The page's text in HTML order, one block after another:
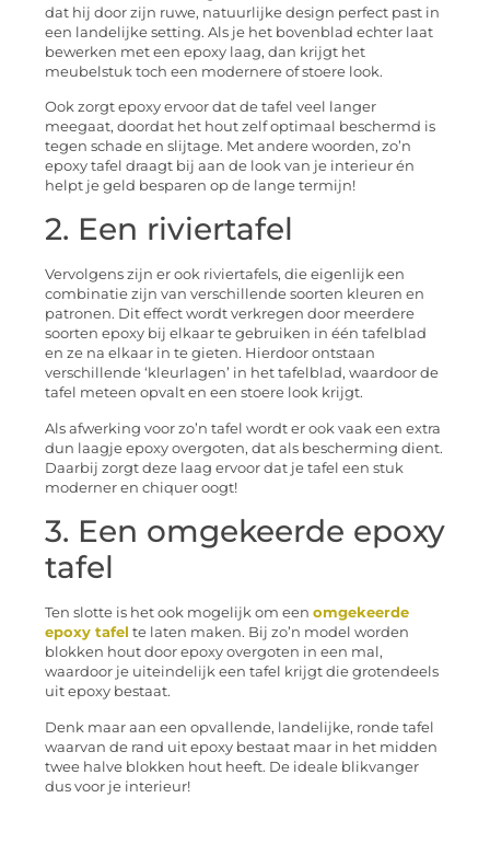
dat hij door zijn ruwe, natuurlijke design perfect past in
een landelijke setting. Als je het bovenblad echter laat
bewerken met een epoxy laag, dan krijgt het
meubelstuk toch een modernere of stoere look.
Ook zorgt epoxy ervoor dat de tafel veel langer
meegaat, doordat het hout zelf optimaal beschermd is
tegen schade en slijtage. Met andere woorden, zo’n
epoxy tafel draagt bij aan de look van je interieur én
helpt je geld besparen op de lange termijn!
2. Een riviertafel
Vervolgens zijn er ook riviertafels, die eigenlijk een
combinatie zijn van verschillende soorten kleuren en
patronen. Dit effect wordt verkregen door meerdere
soorten epoxy bij elkaar te gebruiken in één tafelblad
en ze na elkaar in te gieten. Hierdoor ontstaan
verschillende ‘kleurlagen’ in het tafelblad, waardoor de
tafel meteen opvalt en een stoere look krijgt.
Als afwerking voor zo’n tafel wordt er ook vaak een extra
dun laagje epoxy overgoten, dat als bescherming dient.
Daarbij zorgt deze laag ervoor dat je tafel een stuk
moderner en chiquer oogt!
3. Een omgekeerde epoxy
tafel
Ten slotte is het ook mogelijk om een omgekeerde
epoxy tafel te laten maken. Bij zo’n model worden
blokken hout door epoxy overgoten in een mal,
waardoor je uiteindelijk een tafel krijgt die grotendeels
uit epoxy bestaat.
Denk maar aan een opvallende, landelijke, ronde tafel
waarvan de rand uit epoxy bestaat maar in het midden
twee halve blokken hout heeft. De ideale blikvanger
dus voor je interieur!